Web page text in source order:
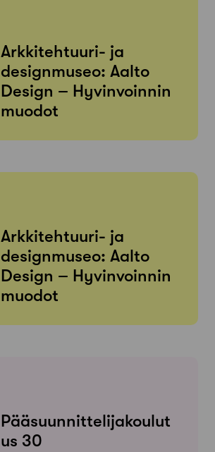
Arkkitehtuuri- ja
designmuseo: Aalto
Design – Hyvinvoinnin
muodot
Arkkitehtuuri- ja
designmuseo: Aalto
Design – Hyvinvoinnin
muodot
Pääsuunnittelijakoulut
us 30